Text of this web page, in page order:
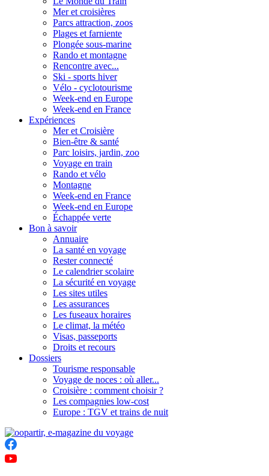
Mer et croisières
Parcs attraction, zoos
Plages et farniente
Plongée sous-marine
Rando et montagne
Rencontre avec...
Ski - sports hiver
Vélo - cyclotourisme
Week-end en Europe
Week-end en France
Expériences
Mer et Croisière
Bien-être & santé
Parc loisirs, jardin, zoo
Voyage en train
Rando et vélo
Montagne
Week-end en France
Week-end en Europe
Échappée verte
Bon à savoir
Annuaire
La santé en voyage
Rester connecté
Le calendrier scolaire
La sécurité en voyage
Les sites utiles
Les assurances
Les fuseaux horaires
Le climat, la météo
Visas, passeports
Droits et recours
Dossiers
Tourisme responsable
Voyage de noces : où aller...
Croisière : comment choisir ?
Les compagnies low-cost
Europe : TGV et trains de nuit